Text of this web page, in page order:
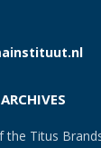
the Titus